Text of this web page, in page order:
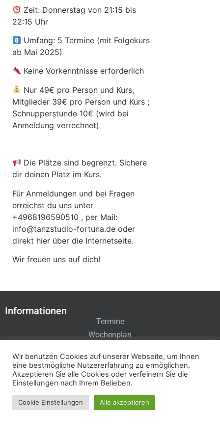
Zeit: Donnerstag von 21:15 bis
22:15 Uhr
Umfang: 5 Termine (mit Folgekurs
ab Mai 2025)
Keine Vorkenntnisse erforderlich
Nur 49€ pro Person und Kurs,
Mitglieder 39€ pro Person und Kurs ;
Schnupperstunde 10€ (wird bei
Anmeldung verrechnet)
Die Plätze sind begrenzt. Sichere
dir deinen Platz im Kurs.
Für Anmeldungen und bei Fragen
erreichst du uns unter
+4968196590510 , per Mail:
info@tanzstudio-fortuna.de oder
direkt hier über die Internetseite.
Wir freuen uns auf dich!
Informationen
Termine
Wochenplan
Wir benutzen Cookies auf unserer Webseite, um Ihnen
eine bestmögliche Nutzererfahrung zu ermöglichen.
Akzeptieren Sie alle Cookies oder verfeinern Sie die
Einstellungen nach Ihrem Belieben.
Cookie Einstellungen Alle akzeptieren